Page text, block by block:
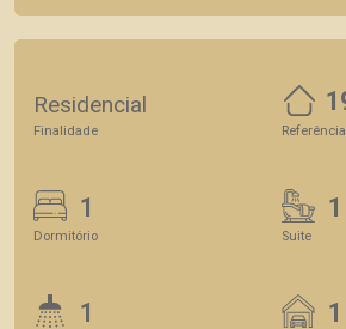
Residencial
Finalidade Referência
1
Dormitório
1
Suite
1 1